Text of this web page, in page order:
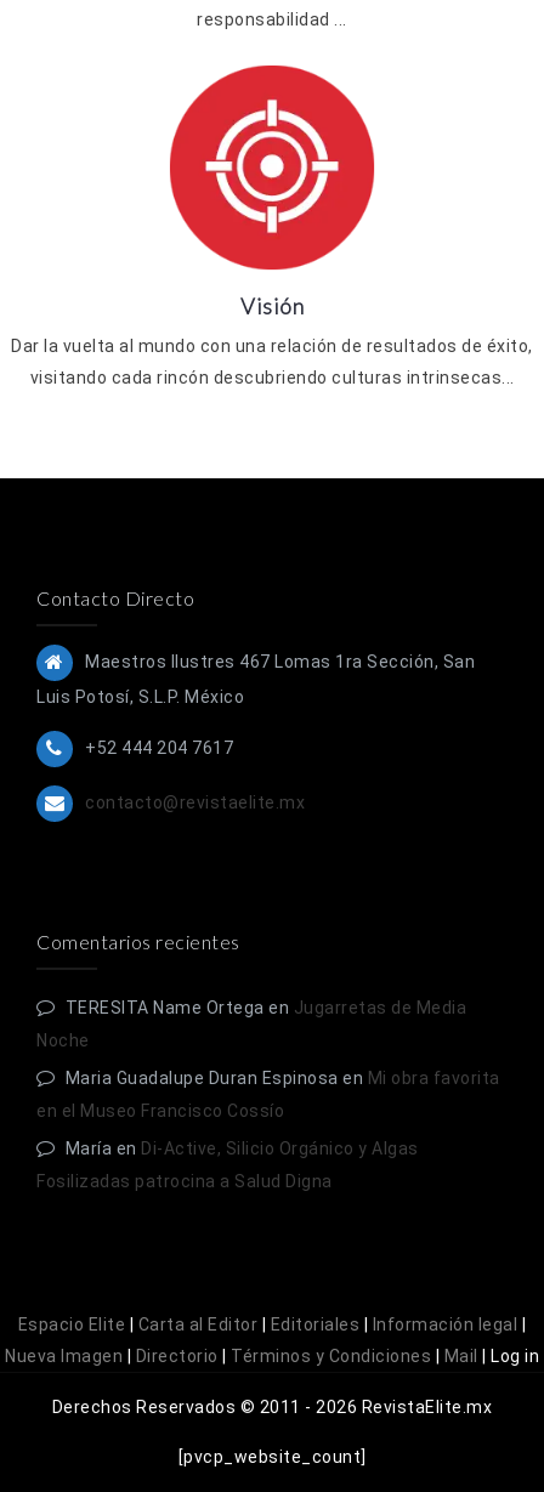
responsabilidad ...
Visión
Dar la vuelta al mundo con una relación de resultados de éxito,
visitando cada rincón descubriendo culturas intrinsecas...
Contacto Directo
Maestros Ilustres 467 Lomas 1ra Sección, San
Luis Potosí, S.L.P. México
+52 444 204 7617
contacto@revistaelite.mx
Comentarios recientes
TERESITA Name Ortega en Jugarretas de Media
Noche
Maria Guadalupe Duran Espinosa en Mi obra favorita
en el Museo Francisco Cossío
María en Di-Active, Silicio Orgánico y Algas
Fosilizadas patrocina a Salud Digna
Espacio Elite Carta al Editor Editoriales Información legal
Nueva Imagen
Directorio Términos y Condiciones Mail Log in
Derechos Reservados © 2011 - 2026 RevistaElite.mx
[pvcp_website_count]